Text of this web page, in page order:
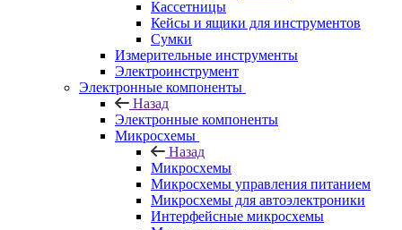
Кассетницы
Кейсы и ящики для инструментов
Сумки
Измерительные инструменты
Электроинструмент
Электронные компоненты
Назад
Электронные компоненты
Микросхемы
Назад
Микросхемы
Микросхемы управления питанием
Микросхемы для автоэлектроники
Интерфейсные микросхемы